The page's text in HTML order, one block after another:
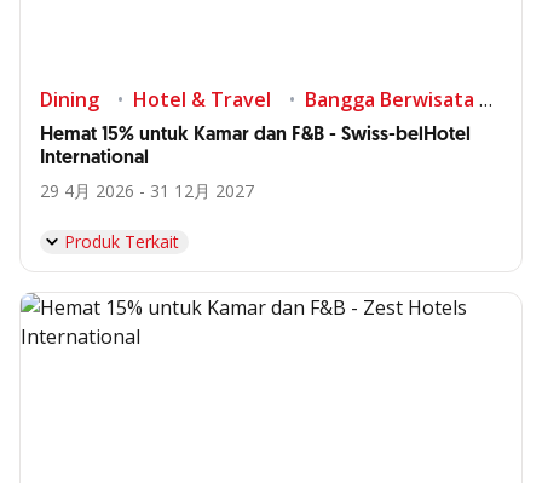
Dining Hotel & Travel Bangga Berwisata di Indonesia
Hemat 15% untuk Kamar dan F&B - Swiss-belHotel
International
29 4月 2026 - 31 12月 2027
Produk Terkait